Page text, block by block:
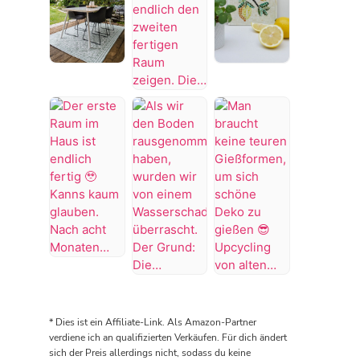
vorher
schöner
war,
😡
#badezimmer
#makeover
#badezimmerdesign
#renovieren
#altbau
🥺
#Bügelperlen
#bastelidee
wäre
abgeschlossen,
aber
aussieht
muss
die
Wanne
wieder
rausgerissen
werden
😭
es
tropft…
2024
als
wir
endlich
unsere
Terrasse
in
Angriff
genommen
#terrasse
#terrasseinspiration
Von
der
Küche
zum
Wohnzimmer
✨
Kann
euch
endlich
den
zweiten
zeigen.
Die
Mosaik
🍋
Hab
richtig
Spaß
am
Mosaiken
gefunden
🤩
Wenn
das
Glas
selbst
im
Haus
ist
den
Boden
rausgenommen
keine
teuren
Gießformen,
* Dies ist ein Affiliate-Link. Als Amazon-Partner
verdiene ich an qualifizierten Verkäufen. Für dich ändert
sich der Preis allerdings nicht, sodass du keine